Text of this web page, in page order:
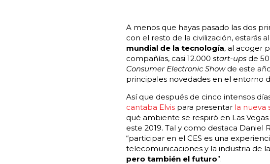
A menos que hayas pasado las dos
con el resto de la civilización, estarás
mundial de la tecnología, al acoger
compañías, casi 12.000 start-upsde 50
Consumer Electronic Show de este
principales novedades en el entorno
Así que después de cinco intensos
cantaba Elvispara presentar la nueva
qué ambiente se respiró en Las
este 2019. Tal y como destaca
“participar en el CES es una
telecomunicaciones y la industria de
pero también el futuro”.